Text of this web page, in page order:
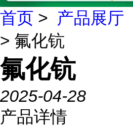
首页 > 产品展厅
> 氟化钪
氟化钪
2025-04-28
产品详情